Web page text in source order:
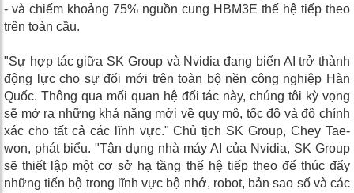
- và chiếm khoảng 75% nguồn cung HBM3E thế hệ tiếp theo
trên toàn cầu.
"Sự hợp tác giữa SK Group và Nvidia đang biến AI trở thành
động lực cho sự đổi mới trên toàn bộ nền công nghiệp Hàn
Quốc. Thông qua mối quan hệ đối tác này, chúng tôi kỳ vọng
sẽ mở ra những khả năng mới về quy mô, tốc độ và độ chính
xác cho tất cả các lĩnh vực." Chủ tịch SK Group, Chey Tae-
won, phát biểu. "Tận dụng nhà máy AI của Nvidia, SK Group
sẽ thiết lập một cơ sở hạ tầng thế hệ tiếp theo để thúc đẩy
những tiến bộ trong lĩnh vực bộ nhớ, robot, bản sao số và các